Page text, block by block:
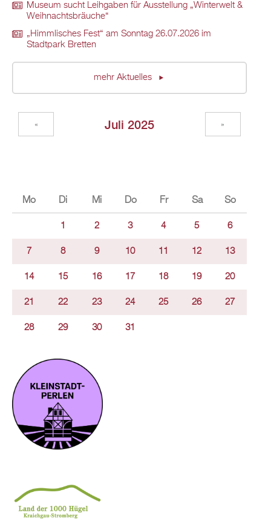
Museum sucht Leihgaben für Ausstellung „Winterwelt &
Weihnachtsbräuche“
„Himmlisches Fest“ am Sonntag 26.07.2026 im
Stadtpark Bretten
mehr Aktuelles
Juli 2025
« »
Mo Di Mi Do Fr Sa So
1 2 3 4 5 6
7 8 9 10 11 12 13
14 15 16 17 18 19 20
21 22 23 24 25 26 27
28 29 30 31